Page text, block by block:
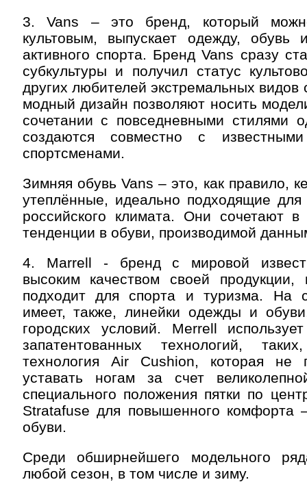
3. Vans – это бренд, который
культовым, выпускает одежду, обувь
активного спорта. Бренд Vans сразу
субкультуры и получил статус
других любителей экстремальных видов
модный дизайн позволяют носить
сочетании с повседневными стилями
создаются совместно с
спортсменами.
Зимняя обувь Vans – это, как правило,
утеплённые, идеально подходящие для
российского климата. Они сочетают
тенденции в обуви, производимой
4. Marrell - бренд с мировой
высоким качеством своей продукции,
подходит для спорта и туризма. На
имеет, также, линейки одежды и
городских условий. Merrell
запатентованных технологий,
технология Air Cushion, которая не
уставать ногам за счет
специального положения пятки по
Stratafuse для повышенного комфорта
обуви.
Среди обширнейшего модельного
любой сезон, в том числе и зиму.